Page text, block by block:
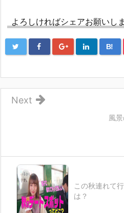
よろしければシェアお願いし
B!
風
Next
この秋連れて
は？